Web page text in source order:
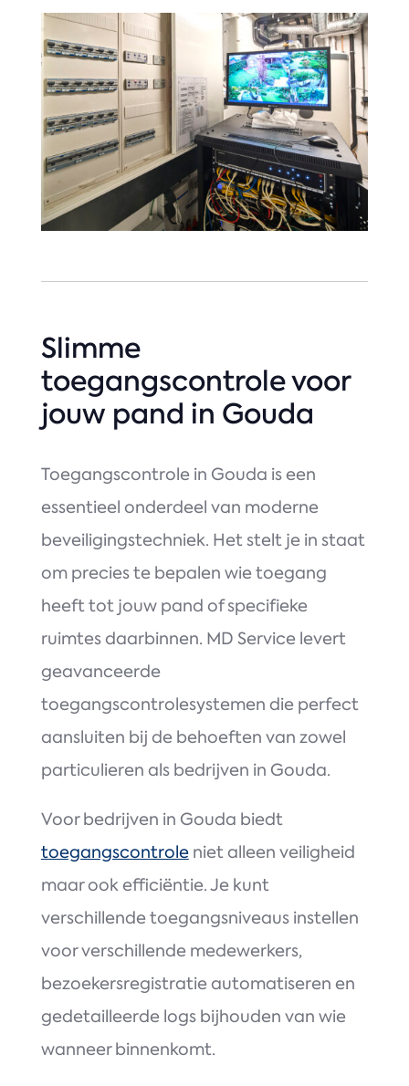
Slimme
toegangscontrole voor
jouw pand in Gouda
Toegangscontrole in Gouda is een
essentieel onderdeel van moderne
beveiligingstechniek. Het stelt je in staat
om precies te bepalen wie toegang
heeft tot jouw pand of specifieke
ruimtes daarbinnen. MD Service levert
geavanceerde
toegangscontrolesystemen die perfect
aansluiten bij de behoeften van zowel
particulieren als bedrijven in Gouda.
Voor bedrijven in Gouda biedt
toegangscontroleniet alleen veiligheid
maar ook efficiëntie. Je kunt
verschillende toegangsniveaus instellen
voor verschillende medewerkers,
bezoekersregistratie automatiseren en
gedetailleerde logs bijhouden van wie
wanneer binnenkomt.